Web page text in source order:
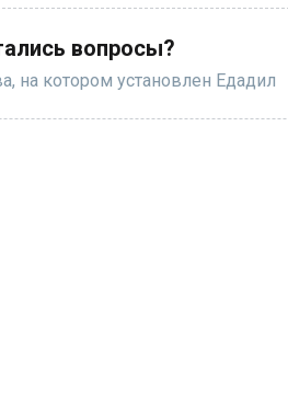
вопросы?
на котором установлен Едадил